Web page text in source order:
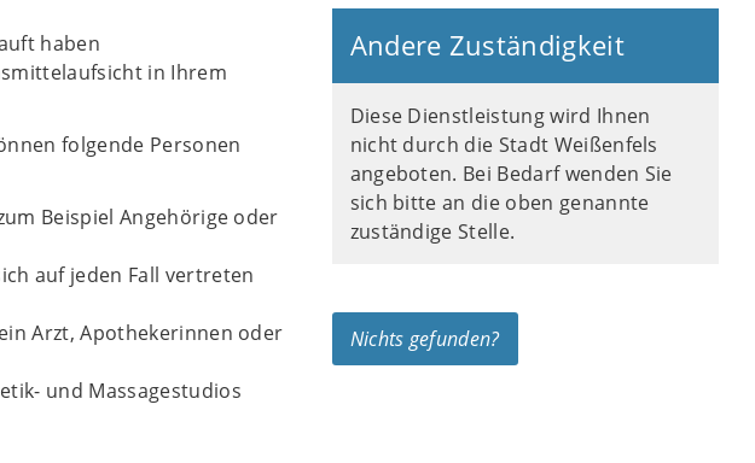
haben
in Ihrem
folgende Personen
Beispiel Angehörige oder
auf jeden Fall vertreten
Arzt, Apothekerinnen oder
und Massagestudios
Andere Zuständigkeit
Diese Dienstleistung wird Ihnen
nicht durch die Stadt Weißenfels
angeboten. Bei Bedarf wenden Sie
sich bitte an die oben genannte
zuständige Stelle.
Nichts gefunden?